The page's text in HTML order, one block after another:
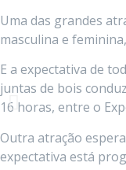
Uma das grandes
masculina e
E a expectativa de
juntas de bois
16 horas, entre o
Outra atração
expectativa está